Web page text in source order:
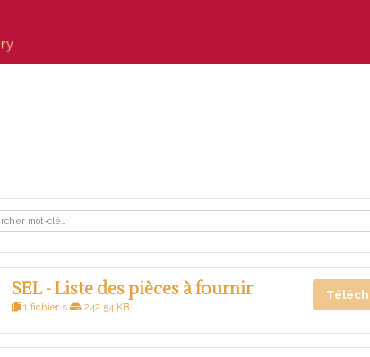
SEL - Liste des pièces à fournir
1 fichier·s 242.54 KB